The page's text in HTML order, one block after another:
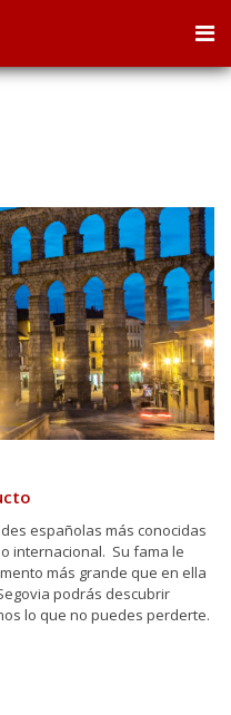
españolas más conocidas
internacional. Su fama le
más grande que en ella
podrás descubrir
lo que no puedes perderte.